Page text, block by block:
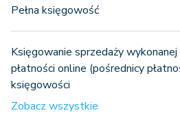
Pełna księgowość
Księgowanie sprzedaży
płatności online (pośrednicy
księgowości
Zobacz wszystkie